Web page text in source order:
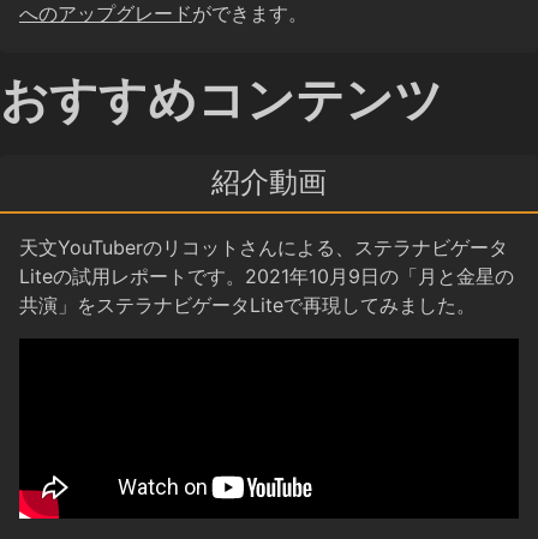
へのアップグレードができます。
おすすめコンテンツ
紹介動画
天文YouTuberのリコットさんによる、ステラナビゲータ
Liteの試用レポートです。2021年10月9日の「月と金星の
共演」をステラナビゲータLiteで再現してみました。